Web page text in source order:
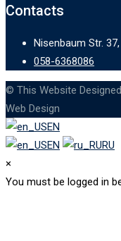
Contacts
Nisenbaum Str.
058-6368086
© This Website
Web Design
EN
EN
RU
×
You must be logged in